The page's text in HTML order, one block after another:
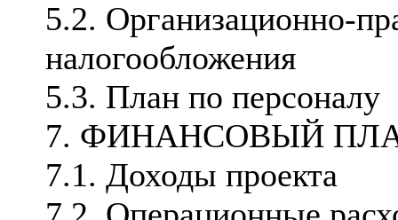
5.2. Организационно-
налогообложения
5.3. План по персоналу
7. ФИНАНСОВЫЙ
7.1. Доходы проекта